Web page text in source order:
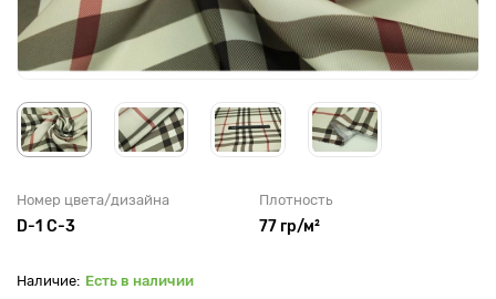
Номер цвета/дизайна
D-1 C-3
Плотность
77 гр/м²
Есть в наличии